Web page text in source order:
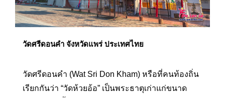
วัดศรีดอนคำ จังหวัดแพร่ ประเทศไทย
วัดศรีดอนคำ (Wat Sri Don Kham) หรือที่คนท้องถิ่น
เรียกกันว่า “วัดห้วยอ้อ” เป็นพระธาตุเก่าแก่ขนาด